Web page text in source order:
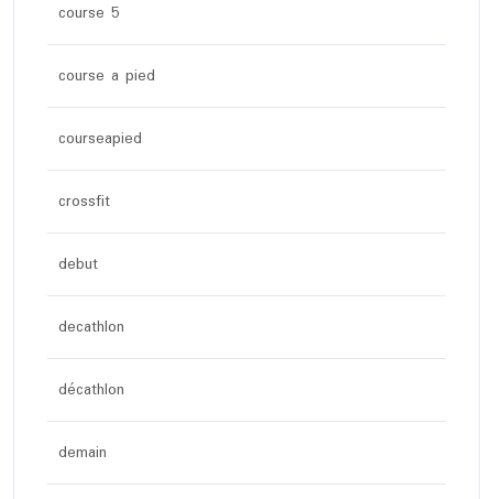
course 5
course a pied
courseapied
crossfit
debut
decathlon
décathlon
demain